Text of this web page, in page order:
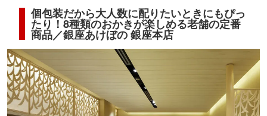
個包装だから大人数に配りたいときにもぴっ
たり！8種類のおかきが楽しめる老舗の定番
商品／銀座あけぼの 銀座本店